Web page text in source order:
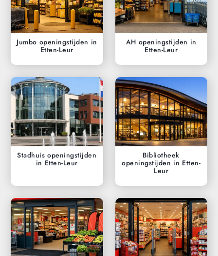
Jumbo openingstijden in
Etten-Leur
AH openingstijden in
Etten-Leur
Stadhuis openingstijden
in Etten-Leur
Bibliotheek
openingstijden in Etten-
Leur